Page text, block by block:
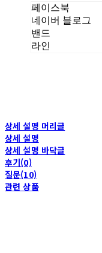
페이스북
네이버 블로그
밴드
라인
상세 설명 머리글
상세 설명
상세 설명 바닥글
후기(0)
질문(10)
관련 상품